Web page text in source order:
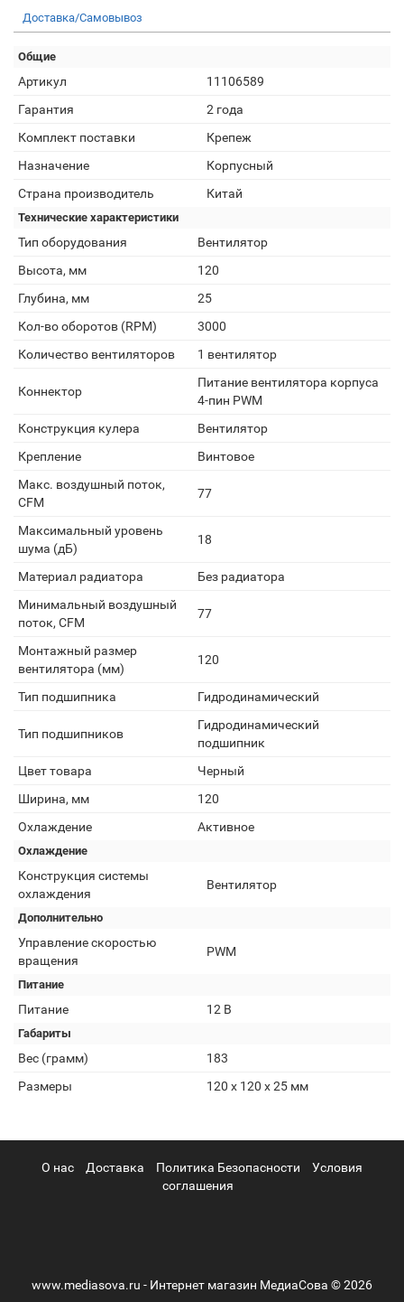
Доставка/Самовывоз
Общие
Артикул
11106589
Гарантия
2 года
Комплект поставки
Крепеж
Назначение
Корпусный
Страна производитель
Китай
Технические характеристики
Тип оборудования
Вентилятор
Высота, мм
120
Глубина, мм
25
Кол-во оборотов (RPM)
3000
Количество вентиляторов
1 вентилятор
Коннектор
Питание вентилятора корпуса
4-пин PWM
Конструкция кулера
Вентилятор
Крепление
Винтовое
Макс. воздушный поток,
CFM
77
Максимальный уровень
шума (дБ)
18
Материал радиатора
Без радиатора
Минимальный воздушный
поток, CFM
77
Монтажный размер
вентилятора (мм)
120
Тип подшипника Гидродинамический
Тип подшипников
Гидродинамический
подшипник
Цвет товара
Черный
Ширина, мм
120
Охлаждение
Активное
Охлаждение
Конструкция системы
охлаждения
Вентилятор
Дополнительно
Управление скоростью
вращения
PWM
Питание
Питание 12 В
Габариты
Вес (грамм)
183
Размеры
120 х 120 х 25 мм
О нас Доставка Политика Безопасности
Условия
соглашения
www.mediasova.ru - Интернет магазин МедиаСова © 2026